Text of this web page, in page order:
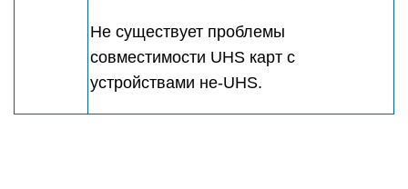
Не существует проблемы
совместимости UHS карт с
устройствами не-UHS.